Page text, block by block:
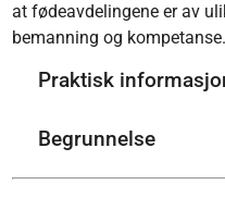
at fødeavdelingene er av
bemanning og kompetanse.
Praktisk
Begrunnelse